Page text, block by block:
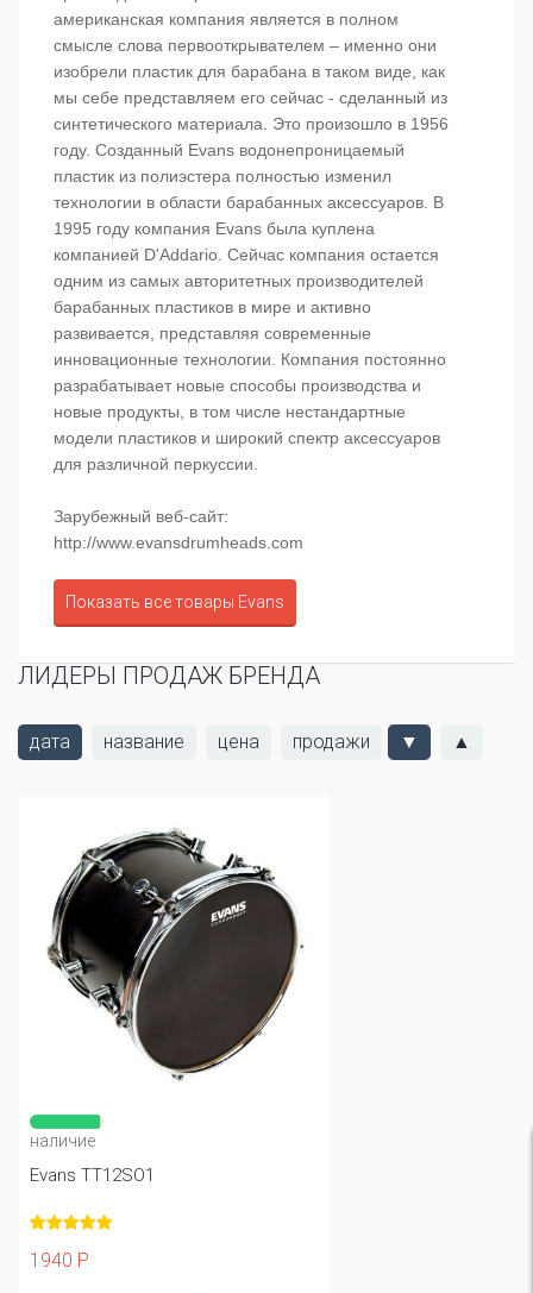
американская компания является в полном
смысле слова первооткрывателем – именно они
изобрели пластик для барабана в таком виде, как
мы себе представляем его сейчас - сделанный из
синтетического материала. Это произошло в 1956
году. Созданный Evans водонепроницаемый
пластик из полиэстера полностью изменил
технологии в области барабанных аксессуаров. В
1995 году компания Evans была куплена
компанией D'Addario. Сейчас компания остается
одним из самых авторитетных производителей
барабанных пластиков в мире и активно
развивается, представляя современные
инновационные технологии. Компания постоянно
разрабатывает новые способы производства и
новые продукты, в том числе нестандартные
модели пластиков и широкий спектр аксессуаров
для различной перкуссии.
Зарубежный веб-сайт:
http://www.evansdrumheads.com
Показать все товары Evans
ЛИДЕРЫ ПРОДАЖ БРЕНДА
дата название цена продажи ▼ ▲
наличие
Evans TT12SO1
1940 Р